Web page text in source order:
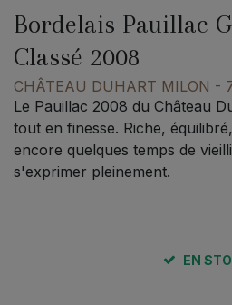
Bordelais Pauillac
Classé 2008
CHÂTEAU DUHART MILON -
Le Pauillac 2008 du Château
tout en finesse. Riche,
encore quelques temps de
s'exprimer pleinement.
EN